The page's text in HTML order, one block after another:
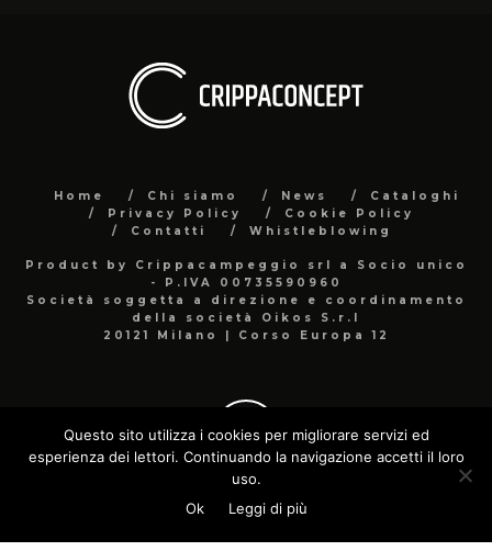
Home Chi siamo News
Cataloghi
Privacy Policy
Cookie Policy
Contatti
Whistleblowing
Product by Crippacampeggio srl a Socio unico
- P.IVA 00735590960
Società soggetta a direzione e coordinamento
della società Oikos S.r.l
20121 Milano | Corso Europa 12
Questo sito utilizza i cookies per migliorare servizi ed
esperienza dei lettori. Continuando la navigazione accetti il loro
uso.
Ok
Leggi di più